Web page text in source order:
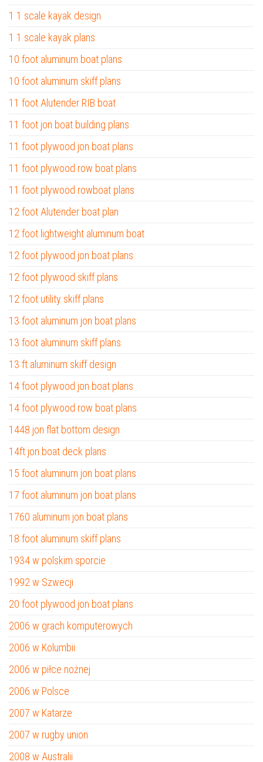
1 1 scale kayak design
1 1 scale kayak plans
10 foot aluminum boat plans
10 foot aluminum skiff plans
11 foot Alutender RIB boat
11 foot jon boat building plans
11 foot plywood jon boat plans
11 foot plywood row boat plans
11 foot plywood rowboat plans
12 foot Alutender boat plan
12 foot lightweight aluminum boat
12 foot plywood jon boat plans
12 foot plywood skiff plans
12 foot utility skiff plans
13 foot aluminum jon boat plans
13 foot aluminum skiff plans
13 ft aluminum skiff design
14 foot plywood jon boat plans
14 foot plywood row boat plans
1448 jon flat bottom design
14ft jon boat deck plans
15 foot aluminum jon boat plans
17 foot aluminum jon boat plans
1760 aluminum jon boat plans
18 foot aluminum skiff plans
1934 w polskim sporcie
1992 w Szwecji
20 foot plywood jon boat plans
2006 w grach komputerowych
2006 w Kolumbii
2006 w piłce nożnej
2006 w Polsce
2007 w Katarze
2007 w rugby union
2008 w Australii